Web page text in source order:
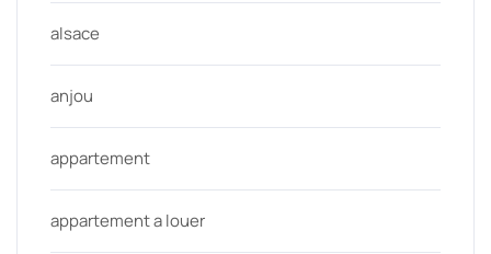
alsace
anjou
appartement
appartement a louer